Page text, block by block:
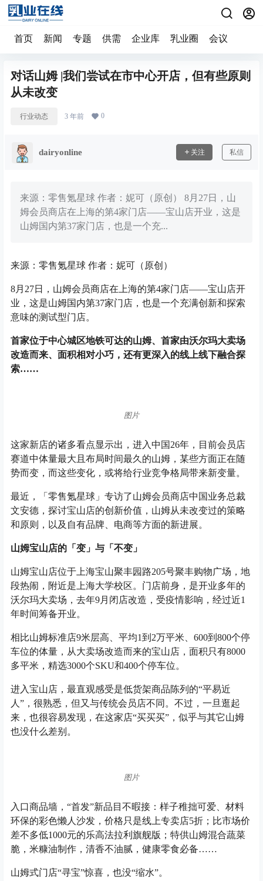
首页 新闻 专题 供需 企业库 乳业圈 会议
对话山姆 |我们尝试在市中心开店，但有些原则
从未改变
行业动态 3 年前 0
dairyonline 关注 私信
来源：零售氪星球 作者：妮可（原创） 8月27日，山
姆会员商店在上海的第4家门店——宝山店开业，这是
山姆国内第37家门店，也是一个充...
来源：零售氪星球 作者：妮可（原创）
8月27日，山姆会员商店在上海的第4家门店——宝山店开
业，这是山姆国内第37家门店，也是一个充满创新和探索
意味的测试型门店。
首家位于中心城区地铁可达的山姆、首家由沃尔玛大卖场
改造而来、面积相对小巧，还有更深入的线上线下融合探
索……
图片
这家新店的诸多看点显示出，进入中国26年，目前会员店
赛道中体量最大且布局时间最久的山姆，某些方面正在随
势而变，而这些变化，或将给行业竞争格局带来新变量。
最近，「零售氪星球」专访了山姆会员商店中国业务总裁
文安德，探讨宝山店的创新价值，山姆从未改变过的策略
和原则，以及自有品牌、电商等方面的新进展。
山姆宝山店的「变」与「不变」
山姆宝山店位于上海宝山聚丰园路205号聚丰购物广场，地
段热闹，附近是上海大学校区。门店前身，是开业多年的
沃尔玛大卖场，去年9月闭店改造，受疫情影响，经过近1
年时间筹备开业。
相比山姆标准店9米层高、平均1到2万平米、600到800个停
车位的体量，从大卖场改造而来的宝山店，面积只有8000
多平米，精选3000个SKU和400个停车位。
进入宝山店，最直观感受是低货架商品陈列的“平易近
人”，很熟悉，但又与传统会员店不同。不过，一旦逛起
来，也很容易发现，在这家店“买买买”，似乎与其它山姆
也没什么差别。
图片
入口商品墙，“首发”新品目不暇接：样子稚拙可爱、材料
环保的彩色懒人沙发，价格只是线上专卖店5折；比市场价
差不多低1000元的乐高法拉利旗舰版；特供山姆混合蔬菜
脆，米糠油制作，清香不油腻，健康零食必备……
山姆式门店“寻宝”惊喜，也没“缩水”。